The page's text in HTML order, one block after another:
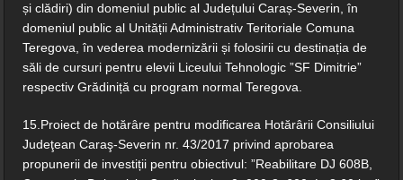
și clădiri) din domeniul public al Județului Caraș-Severin, în
domeniul public al Unității Administrativ Teritoriale Comuna
Teregova, în vederea modernizării și folosirii cu destinația de
săli de cursuri pentru elevii Liceului Tehnologic ”SF Dimitrie”
respectiv Grădiniță cu program normal Teregova.
15.Proiect de hotărâre pentru modificarea Hotărârii Consiliului
Judeţean Caraş-Severin nr. 43/2017 privind aprobarea
propunerii de investiții pentru obiectivul: ”Reabilitare DJ 608B,